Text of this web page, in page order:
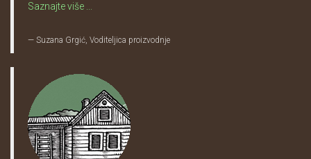
Saznajte više ...
Suzana Grgić, Voditeljica proizvodnje